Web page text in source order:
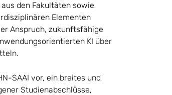
den Fakultäten sowie
Elementen
Anspruch, zukunftsfähige
KI über
SAAI vor, ein breites und
Studienabschlüsse,